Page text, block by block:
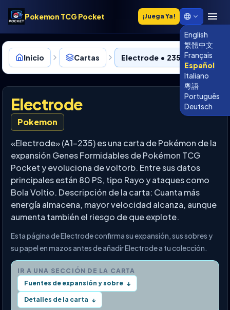
Pokemon TCG Pocket ¡Juega Ya!
English
繁體中文
Français
Español
Italiano
粵語
Português
Deutsch
Inicio Cartas Electrode • 235
Electrode
Pokemon
«Electrode» (A1-235) es una carta de Pokémon de la
expansión Genes Formidables de Pokémon TCG
Pocket y evoluciona de voltorb. Entre sus datos
principales están 80 PS, tipo Rayo y ataques como
Bola Voltio. Descripción de la carta: Cuanta más
energía almacena, mayor velocidad alcanza, aunque
aumenta también el riesgo de que explote.
Esta página de Electrode confirma su expansión, sus sobres y
su papel en mazos antes de añadir Electrode a tu colección.
IR A UNA SECCIÓN DE LA CARTA
Fuentes de expansión y sobre ↓
Detalles de la carta ↓